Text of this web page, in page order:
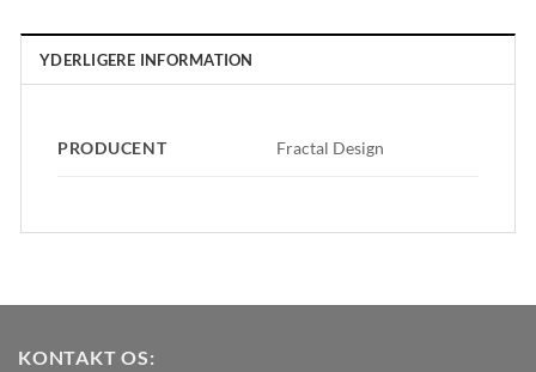
YDERLIGERE INFORMATION
PRODUCENT Fractal Design
KONTAKT OS: